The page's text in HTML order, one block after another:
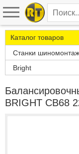
Каталог товаров
Станки
Bright
BRIGHT CB68